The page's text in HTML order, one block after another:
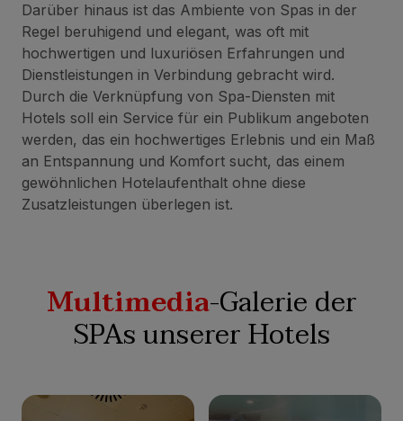
Darüber hinaus ist das Ambiente von Spas in der
Regel beruhigend und elegant, was oft mit
hochwertigen und luxuriösen Erfahrungen und
Dienstleistungen in Verbindung gebracht wird.
Durch die Verknüpfung von Spa-Diensten mit
Hotels soll ein Service für ein Publikum angeboten
werden, das ein hochwertiges Erlebnis und ein Maß
an Entspannung und Komfort sucht, das einem
gewöhnlichen Hotelaufenthalt ohne diese
Zusatzleistungen überlegen ist.
Multimedia-Galerie der
SPAs unserer Hotels